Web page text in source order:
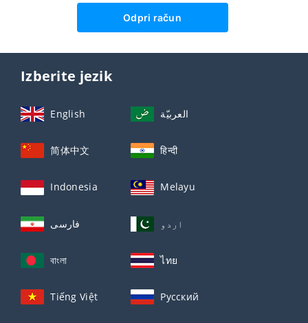
Odpri račun
Izberite jezik
English العربيّة
简体中文 हिन्दी
Indonesia Melayu
فارسی اردو
বাংলা ไทย
Tiếng Việt Русский